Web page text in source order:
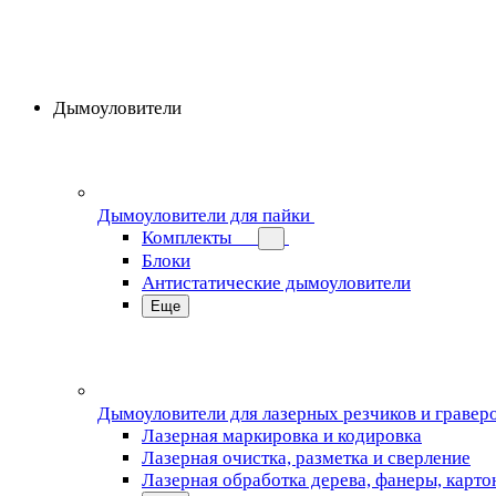
Дымоуловители
Дымоуловители для пайки
Комплекты
Блоки
Антистатические дымоуловители
Еще
Дымоуловители для лазерных резчиков и
Лазерная маркировка и кодировка
Лазерная очистка, разметка и сверление
Лазерная обработка дерева, фанеры,